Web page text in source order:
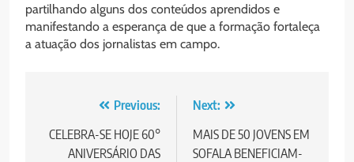
partilhando alguns dos conteúdos aprendidos e
manifestando a esperança de que a formação fortaleça
a atuação dos jornalistas em campo.
navigation
Previous:
CELEBRA-SE HOJE 60°
ANIVERSÁRIO DAS
Next:
MAIS DE 50 JOVENS EM
SOFALA BENEFICIAM-